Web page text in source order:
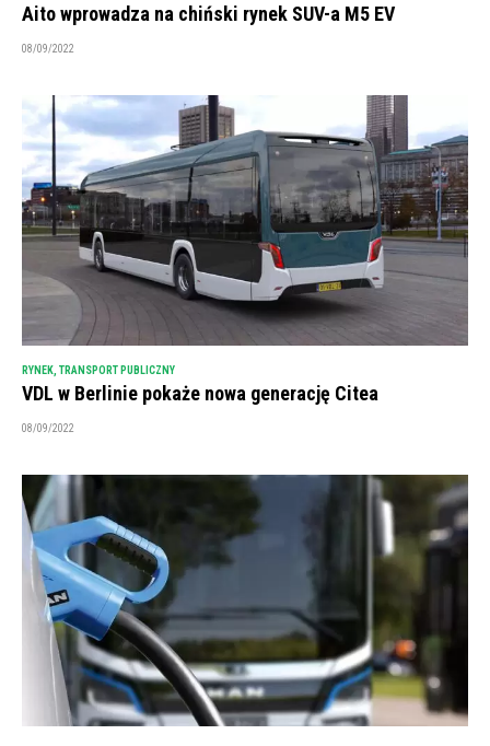
Aito wprowadza na chiński rynek SUV-a M5 EV
08/09/2022
RYNEK TRANSPORT PUBLICZNY
VDL w Berlinie pokaże nowa generację Citea
08/09/2022